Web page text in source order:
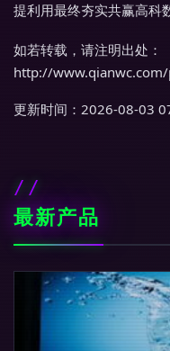
提利用最终夯实共赢高科
如若转载，请注明出处：
http://
更新时间：2026-08-03
最新产品